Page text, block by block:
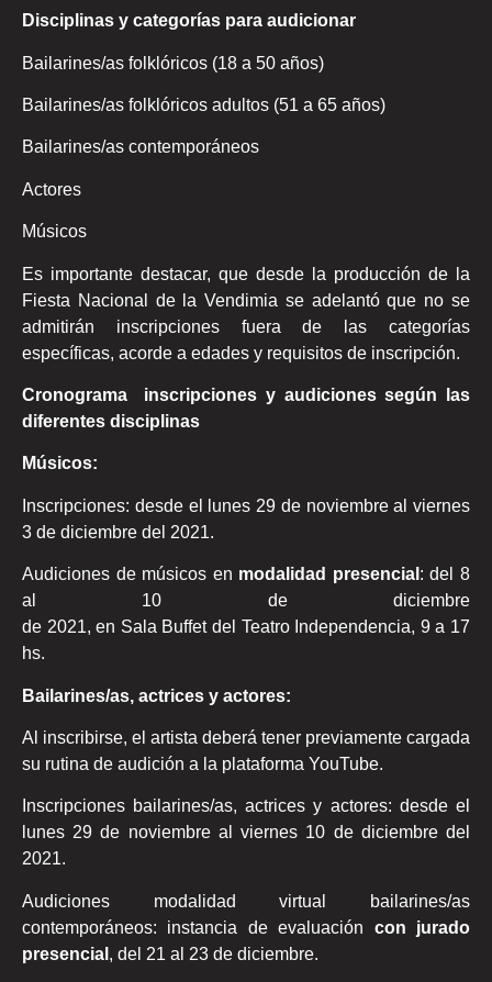
Disciplinas y categorías para audicionar
Bailarines/as folklóricos (18 a 50 años)
Bailarines/as folklóricos adultos (51 a 65 años)
Bailarines/as contemporáneos
Actores
Músicos
Es importante destacar, que desde la producción de la
Fiesta Nacional de la Vendimia se adelantó que no se
admitirán inscripciones fuera de las categorías
específicas, acorde a edades y requisitos de inscripción.
Cronograma inscripciones y audiciones según las
diferentes disciplinas
Músicos:
Inscripciones: desde el lunes 29 de noviembre al viernes
3 de diciembre del 2021.
Audiciones de músicos en modalidad presencial : del 8
al 10 de diciembre
de 2021, en Sala Buffet del Teatro Independencia, 9 a 17
hs.
Bailarines/as, actrices y actores:
Al inscribirse, el artista deberá tener previamente cargada
su rutina de audición a la plataforma YouTube.
Inscripciones bailarines/as, actrices y actores: desde el
lunes 29 de noviembre al viernes 10 de diciembre del
2021.
Audiciones modalidad virtual bailarines/as
contemporáneos: instancia de evaluación con jurado
presencial , del 21 al 23 de diciembre.